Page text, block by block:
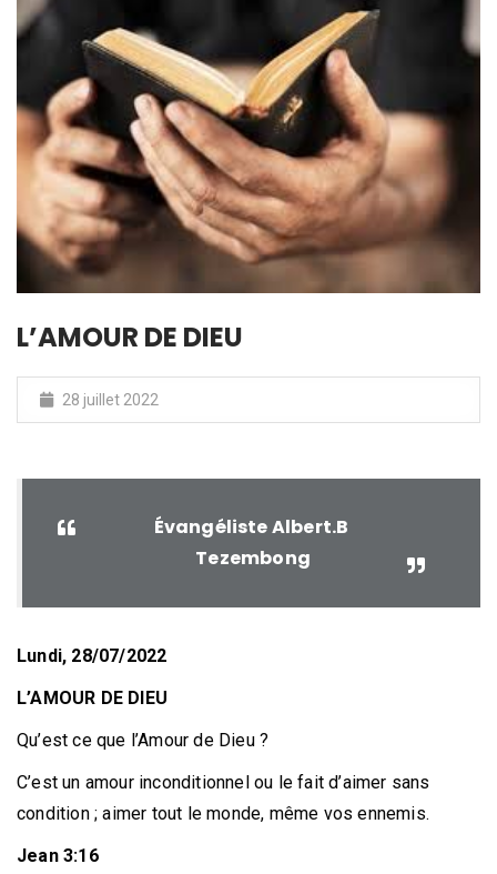
L’AMOUR DE DIEU
28 juillet 2022
Évangéliste Albert.B
Tezembong
Lundi, 28/07/2022
L’AMOUR DE DIEU
Qu’est ce que l’Amour de Dieu ?
C’est un amour inconditionnel ou le fait d’aimer sans
condition ; aimer tout le monde, même vos ennemis.
Jean 3:16